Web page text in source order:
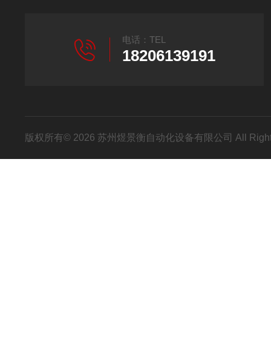
电话：TEL
18206139191
版权所有© 2026 苏州煜景衡自动化设备有限公司 All